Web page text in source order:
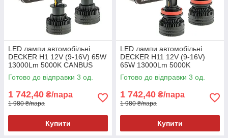
LED лампи автомобільні
DECKER H1 12V (9-16V) 65W
13000Lm 5000K CANBUS
(комплект 2шт)
Готово до відправки 3 од.
1 742,40 ₴/пара
1 980 ₴/пара
Купити
LED лампи автомобільні
DECKER H11 12V (9-16V)
65W 13000Lm 5000K
CANBUS (комплект 2шт)
Готово до відправки 3 од.
1 742,40 ₴/пара
1 980 ₴/пара
Купити